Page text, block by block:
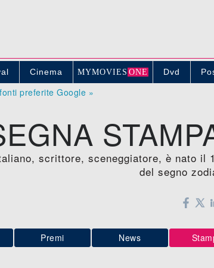
Cinema MYMOVIE S ONE Dvd
preferite Google »
scrittore, sceneggiatore, è nato
del segno
Premi News